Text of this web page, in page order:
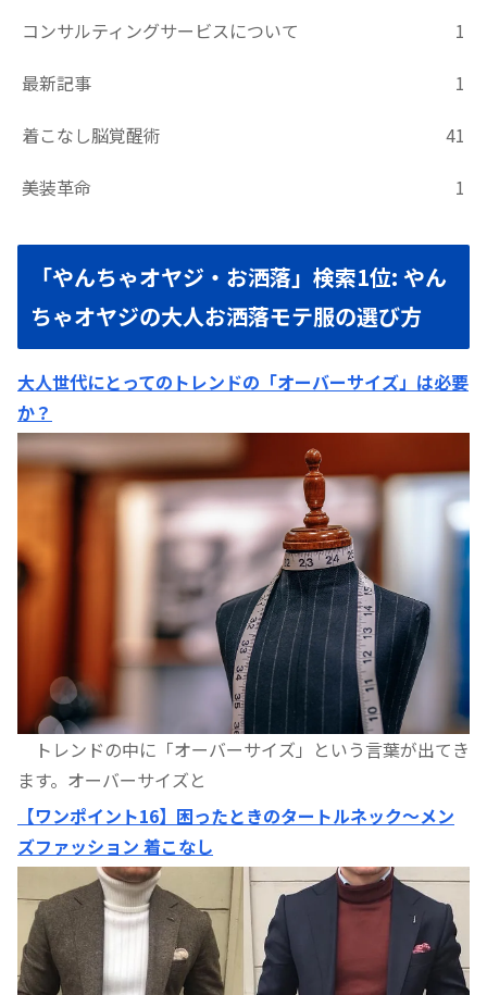
コンサルティングサービスについて
1
最新記事
1
着こなし脳覚醒術
41
美装革命
1
「やんちゃオヤジ・お洒落」検索1位: やん
ちゃオヤジの大人お洒落モテ服の選び方
大人世代にとってのトレンドの「オーバーサイズ」は必要
か？
トレンドの中に「オーバーサイズ」という言葉が出てき
ます。オーバーサイズと
【ワンポイント16】困ったときのタートルネック〜メン
ズファッション 着こなし